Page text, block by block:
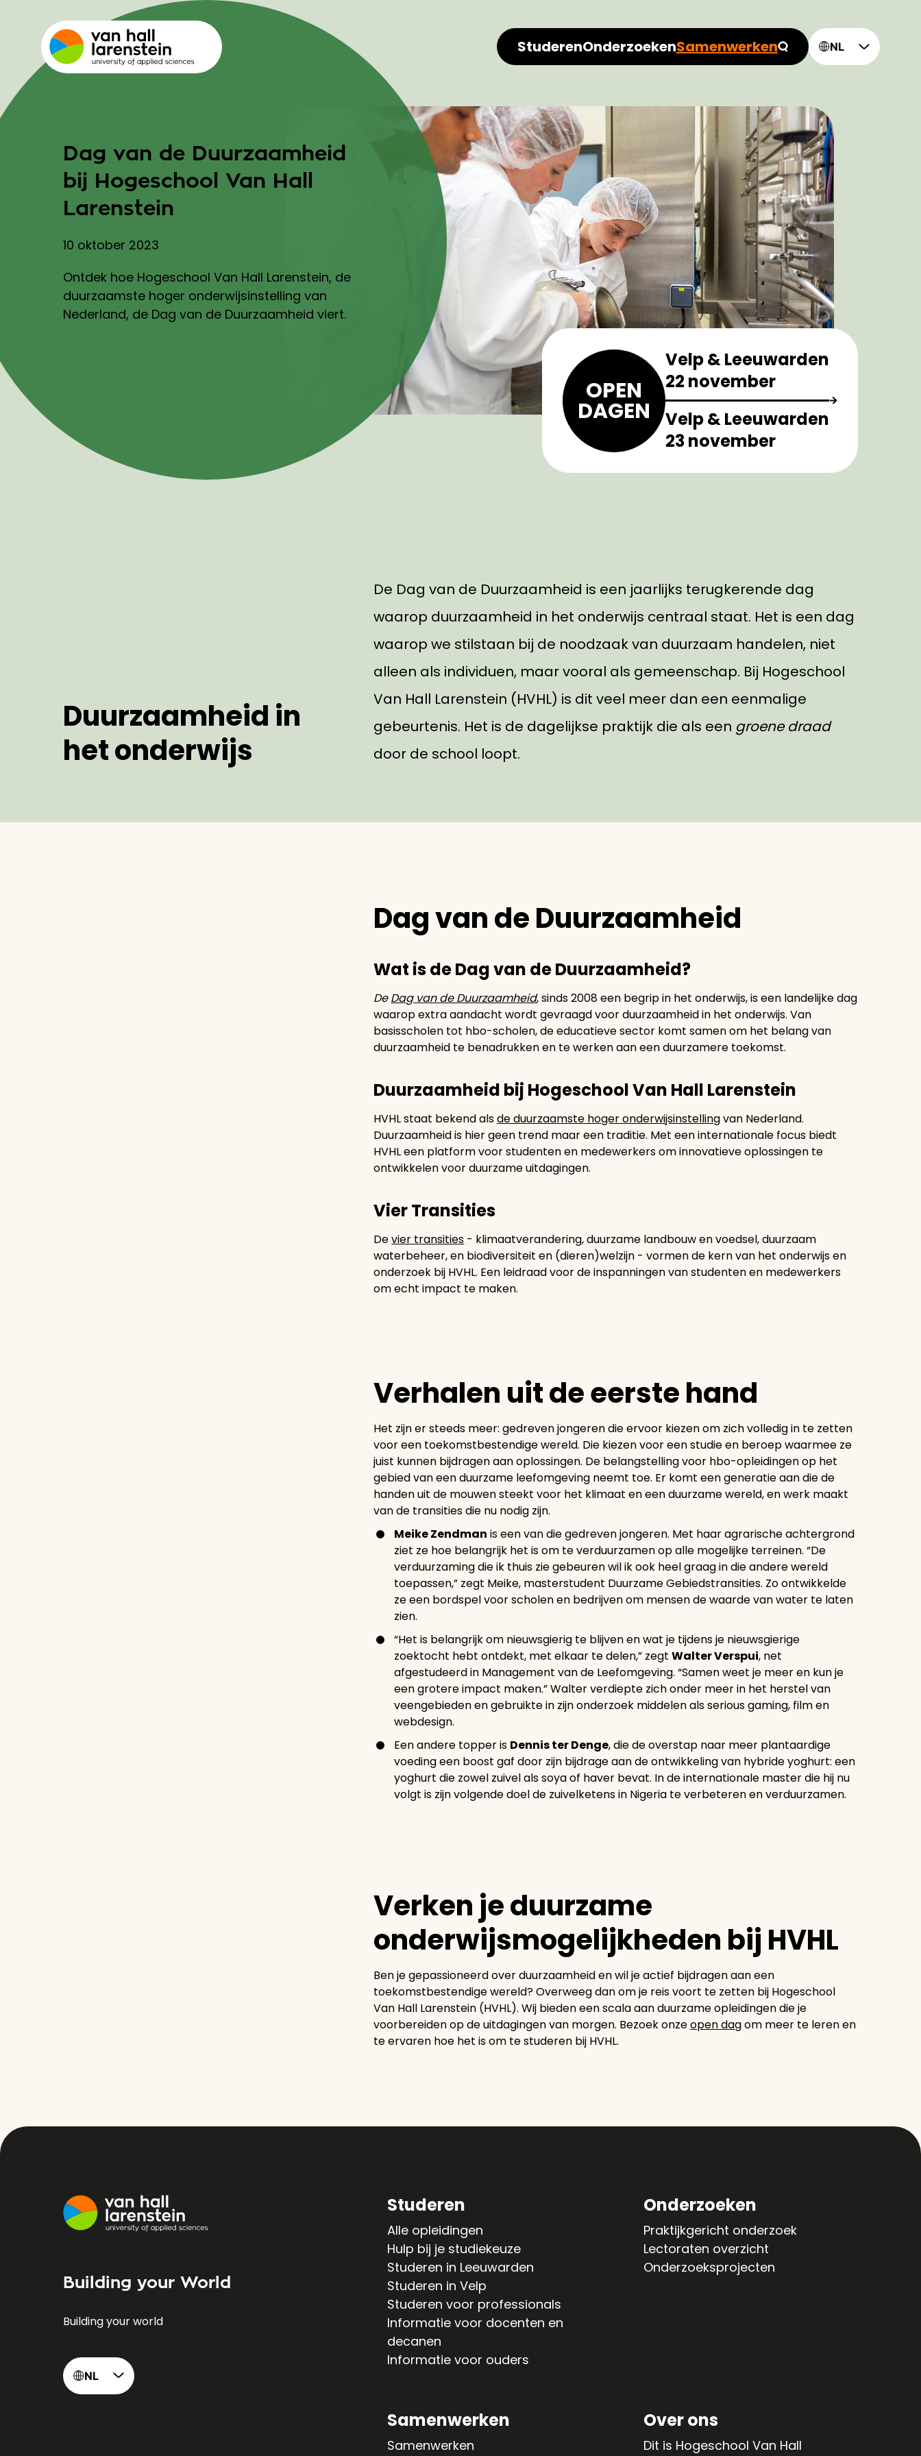
StuderenOnderzoekenSamenwerken NL
Dag van de Duurzaamheid
bij Hogeschool Van Hall
Larenstein
10 oktober 2023
Ontdek hoe Hogeschool Van Hall Larenstein, de
duurzaamste hoger onderwijsinstelling van
Nederland, de Dag van de Duurzaamheid viert.
OPEN
DAGEN
Velp & Leeuwarden
22 november
Velp & Leeuwarden
23 november
Duurzaamheid in
het onderwijs
De Dag van de Duurzaamheid is een jaarlijks terugkerende dag
waarop duurzaamheid in het onderwijs centraal staat. Het is een dag
waarop we stilstaan bij de noodzaak van duurzaam handelen, niet
alleen als individuen, maar vooral als gemeenschap. Bij Hogeschool
Van Hall Larenstein (HVHL) is dit veel meer dan een eenmalige
gebeurtenis. Het is de dagelijkse praktijk die als een groene draad
door de school loopt.
Dag van de Duurzaamheid
Wat is de Dag van de Duurzaamheid?
De Dag van de Duurzaamheid, sinds 2008 een begrip in het onderwijs, is een landelijke dag
waarop extra aandacht wordt gevraagd voor duurzaamheid in het onderwijs. Van
basisscholen tot hbo-scholen, de educatieve sector komt samen om het belang van
duurzaamheid te benadrukken en te werken aan een duurzamere toekomst.
Duurzaamheid bij Hogeschool Van Hall Larenstein
HVHL staat bekend alsde duurzaamste hoger onderwijsinstellingvan Nederland.
Duurzaamheid is hier geen trend maar een traditie. Met een internationale focus biedt
HVHL een platform voor studenten en medewerkers om innovatieve oplossingen te
ontwikkelen voor duurzame uitdagingen.
Vier Transities
Devier transities - klimaatverandering, duurzame landbouw en voedsel, duurzaam
waterbeheer, en biodiversiteit en (dieren)welzijn - vormen de kern van het onderwijs en
onderzoek bij HVHL. Een leidraad voor de inspanningen van studenten en medewerkers
om echt impact te maken.
Verhalen uit de eerste hand
Het zijn er steeds meer: gedreven jongeren die ervoor kiezen om zich volledig in te zetten
voor een toekomstbestendige wereld. Die kiezen voor een studie en beroep waarmee ze
juist kunnen bijdragen aan oplossingen. De belangstelling voor hbo-opleidingen op het
gebied van een duurzame leefomgeving neemt toe. Er komt een generatie aan die de
handen uit de mouwen steekt voor het klimaat en een duurzame wereld, en werk maakt
van de transities die nu nodig zijn.
Meike Zendman is een van die gedreven jongeren. Met haar agrarische achtergrond
ziet ze hoe belangrijk het is om te verduurzamen op alle mogelijke terreinen. “De
verduurzaming die ik thuis zie gebeuren wil ik ook heel graag in die andere wereld
toepassen,” zegt Meike, masterstudent Duurzame Gebiedstransities. Zo ontwikkelde
ze een bordspel voor scholen en bedrijven om mensen de waarde van water te laten
zien.
“Het is belangrijk om nieuwsgierig te blijven en wat je tijdens je nieuwsgierige
zoektocht hebt ontdekt, met elkaar te delen,” zegtWalter Verspui, net
afgestudeerd in Management van de Leefomgeving. “Samen weet je meer en kun je
een grotere impact maken.” Walter verdiepte zich onder meer in het herstel van
veengebieden en gebruikte in zijn onderzoek middelen als serious gaming, film en
webdesign.
Een andere topper is Dennis ter Denge, die de overstap naar meer plantaardige
voeding een boost gaf door zijn bijdrage aan de ontwikkeling van hybride yoghurt: een
yoghurt die zowel zuivel als soya of haver bevat. In de internationale master die hij nu
volgt is zijn volgende doel de zuivelketens in Nigeria te verbeteren en verduurzamen.
Verken je duurzame
onderwijsmogelijkheden bij HVHL
Ben je gepassioneerd over duurzaamheid en wil je actief bijdragen aan een
toekomstbestendige wereld? Overweeg dan om je reis voort te zetten bij Hogeschool
Van Hall Larenstein (HVHL). Wij bieden een scala aan duurzame opleidingen die je
voorbereiden op de uitdagingen van morgen. Bezoek onzeopen dagom meer te leren en
te ervaren hoe het is om te studeren bij HVHL.
Building your World
Building your world
NL
Studeren
Alle opleidingen
Hulp bij je studiekeuze
Studeren in Leeuwarden
Studeren in Velp
Studeren voor professionals
Informatie voor docenten en
decanen
Informatie voor ouders
Onderzoeken
Praktijkgericht onderzoek
Lectoraten overzicht
Onderzoeksprojecten
Samenwerken
Samenwerken
Over ons
Dit is Hogeschool Van Hall